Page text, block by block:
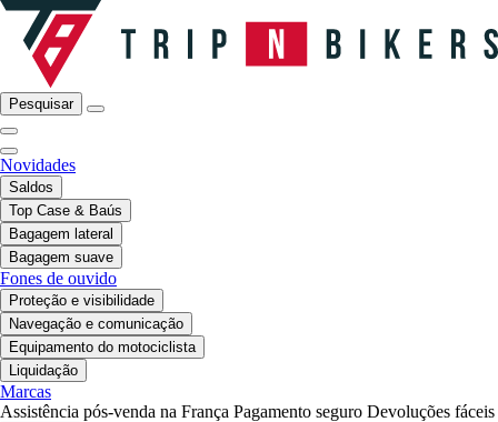
Pesquisar
Novidades
Saldos
Top Case & Baús
Bagagem lateral
Bagagem suave
Fones de ouvido
Proteção e visibilidade
Navegação e comunicação
Equipamento do motociclista
Liquidação
Marcas
Assistência pós-venda na França Pagamento seguro Devoluções fáceis